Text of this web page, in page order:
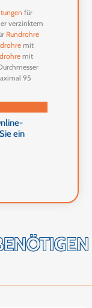
für
verzinktem
Rundrohre
mit
mit
95
ein